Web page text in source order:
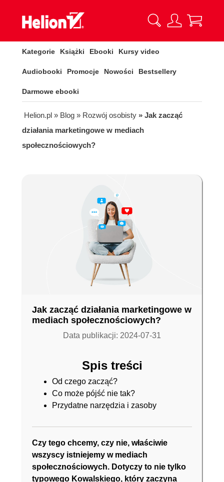
Kategorie Książki Ebooki Kursy video
Audiobooki Promocje Nowości Bestsellery
Darmowe ebooki
Helion.pl » Blog » Rozwój osobisty » Jak zacząć
działania marketingowe w mediach
społecznościowych?
Jak zacząć działania marketingowe w
mediach społecznościowych?
Data publikacji: 2024-07-31
Spis treści
Od czego zacząć?
Co może pójść nie tak?
Przydatne narzędzia i zasoby
Czy tego chcemy, czy nie, właściwie
wszyscy istniejemy w mediach
społecznościowych. Dotyczy to nie tylko
typowego Kowalskiego, który zaczyna